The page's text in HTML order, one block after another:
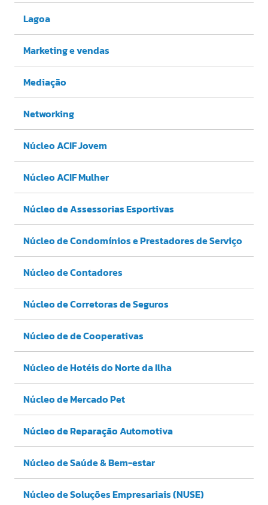
Lagoa
Marketing e vendas
Mediação
Networking
Núcleo ACIF Jovem
Núcleo ACIF Mulher
Núcleo de Assessorias Esportivas
Núcleo de Condomínios e Prestadores de Serviço
Núcleo de Contadores
Núcleo de Corretoras de Seguros
Núcleo de de Cooperativas
Núcleo de Hotéis do Norte da Ilha
Núcleo de Mercado Pet
Núcleo de Reparação Automotiva
Núcleo de Saúde & Bem-estar
Núcleo de Soluções Empresariais (NUSE)